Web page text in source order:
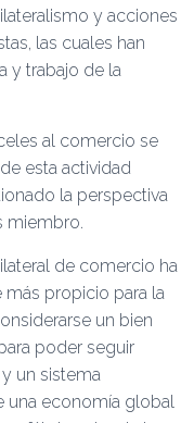
y acciones
las cuales han
y trabajo de la
al comercio se
esta actividad
la perspectiva
miembro.
de comercio ha
propicio para la
un bien
poder seguir
un sistema
una economía global